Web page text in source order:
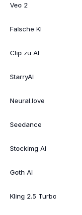
Veo 2
Falsche KI
Clip zu AI
StarryAI
Neural.love
Seedance
Stockimg AI
Goth AI
Kling 2.5 Turbo